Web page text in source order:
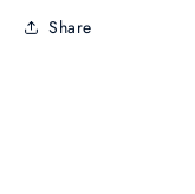
Share